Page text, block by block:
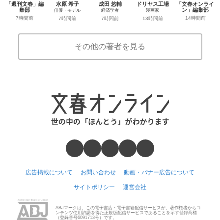
「週刊文春」編
集部
7時間前
水原 希子
俳優・モデル
7時間前
成田 悠輔
経済学者
7時間前
ドリヤス工場
漫画家
13時間前
「文春オンライ
ン」編集部
14時間前
その他の著者を見る
広告掲載について お問い合わせ 動画・バナー広告について
サイトポリシー 運営会社
ABJマークは、この電子書店・電子書籍配信サービスが、著作権者からコ
ンテンツ使用許諾を得た正規版配信サービスであることを示す登録商標
（登録番号6091713号）です。